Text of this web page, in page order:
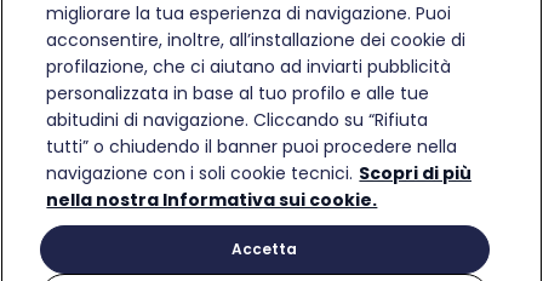
© Gruppo FS Italiane 2025
Condizioni di trasporto
Protezione dati personali
Informativa sui cookie
Gestisci preferenze
Partita Iva 17182881007
migliorare la tua esperienza di navigazione. Puoi
acconsentire, inoltre, all’installazione dei cookie di
profilazione, che ci aiutano ad inviarti pubblicità
personalizzata in base al tuo profilo e alle tue
abitudini di navigazione. Cliccando su “Rifiuta
tutti” o chiudendo il banner puoi procedere nella
navigazione con i soli cookie tecnici. Scopri di più
nella nostra Informativa sui cookie.
Accetta